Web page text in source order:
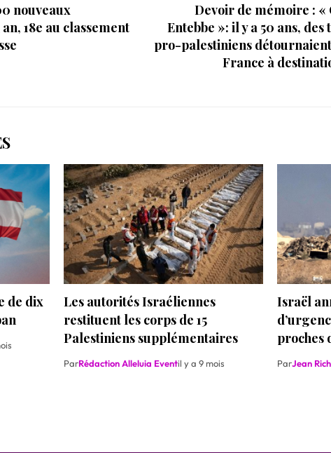
nouveaux
18e au classement
Devoir de mémoire :
Entebbe »: il y a 50 ans,
pro-palestiniens
France à
de dix
Les autorités Israéliennes
restituent les corps de 15
Palestiniens supplémentaires
ParRédaction Alleluia Eventil y a 9 mois
Israël
proches
ParJean